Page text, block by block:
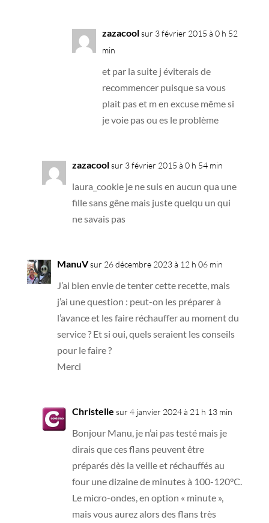
zazacoolsur 3 février 2015 à 0 h 52
min
et par la suite j éviterais de
recommencer puisque sa vous
plait pas et m en excuse même si
je voie pas ou es le problème
zazacoolsur 3 février 2015 à 0 h 54 min
laura_cookie je ne suis en aucun qua une
fille sans gêne mais juste quelqu un qui
ne savais pas
ManuVsur 26 décembre 2023 à 12 h 06 min
J’ai bien envie de tenter cette recette, mais
j’ai une question : peut-on les préparer à
l’avance et les faire réchauffer au moment du
service ? Et si oui, quels seraient les conseils
pour le faire ?
Merci
Christelle sur 4 janvier 2024 à 21 h 13 min
Bonjour Manu, je n’ai pas testé mais je
dirais que ces flans peuvent être
préparés dès la veille et réchauffés au
four une dizaine de minutes à 100-120°C.
Le micro-ondes, en option « minute »,
mais vous aurez alors des flans très